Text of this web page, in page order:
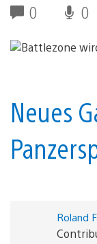
0 0
Neues
Roland